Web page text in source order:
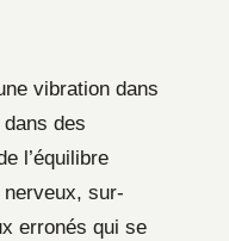
vibration dans
des
l’équilibre
sur-
erronés qui se